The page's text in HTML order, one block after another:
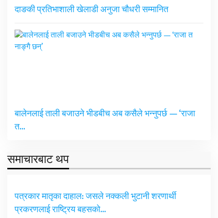
दाङकी प्रतिभाशाली खेलाडी अनुजा चौधरी सम्मानित
बालेनलाई ताली बजाउने भीडबीच अब कसैले भन्नुपर्छ — ‘राजा
त…
समाचारबाट थप
पत्रकार मातृका दाहाल: जसले नक्कली भुटानी शरणार्थी
प्रकरणलाई राष्ट्रिय बहसको…